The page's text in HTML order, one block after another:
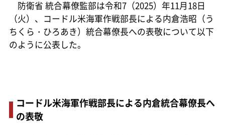
防衛省 統合幕僚監部は令和7（2025）年11月18日
（火）、コードル米海軍作戦部長による内倉浩昭（う
ちくら・ひろあき）統合幕僚長への表敬について以下
のように公表した。
コードル米海軍作戦部長による内倉統合幕僚長へ
の表敬